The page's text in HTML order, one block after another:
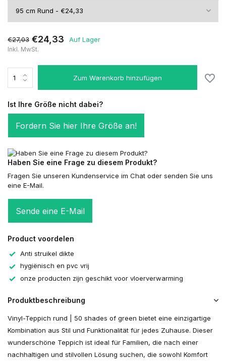
€27,03 €24,33 Auf Lager
Inkl. MwSt.
Zum Warenkorb hinzufügen
Ist Ihre Größe nicht dabei?
Fordern Sie hier Ihre Größe an!
Haben Sie eine Frage zu diesem Produkt?
Fragen Sie unseren Kundenservice im Chat oder senden Sie uns
eine E-Mail.
Sende eine E-Mail
Product voordelen
Anti struikel dikte
hygiënisch en pvc vrij
onze producten zijn geschikt voor vloerverwarming
Produktbeschreibung
Vinyl-Teppich rund | 50 shades of green bietet eine einzigartige
Kombination aus Stil und Funktionalität für jedes Zuhause. Dieser
wunderschöne Teppich ist ideal für Familien, die nach einer
nachhaltigen und stilvollen Lösung suchen, die sowohl Komfort